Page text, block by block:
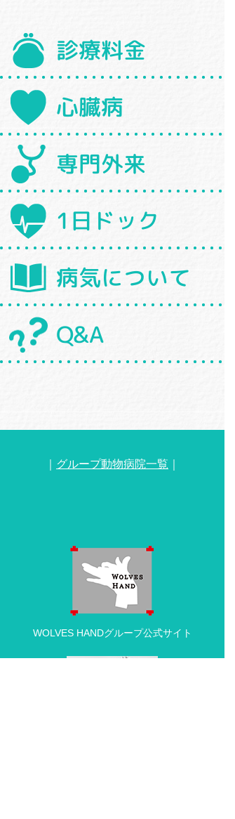
診療料金
心臓病
専門外来
1日ドック
病気について
Q&A
グループ動物病院一覧
WOLVES HANDグループ公式サイト